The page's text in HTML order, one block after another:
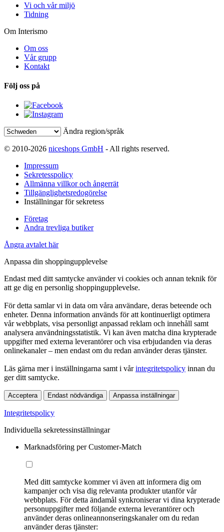
Vi och vår miljö
Tidning
Om Interismo
Om oss
Vår grupp
Kontakt
Följ oss på
Ändra region/språk
© 2010-2026 niceshops GmbH - All rights reserved.
Impressum
Sekretesspolicy
Allmänna villkor och ångerrät
Tillgänglighetsredogörelse
Inställningar för sekretess
Företag
Andra trevliga butiker
Ångra avtalet här
Anpassa din shoppingupplevelse
Endast med ditt samtycke använder vi cookies och annan teknik för
att ge dig en personlig shoppingupplevelse.
För detta samlar vi in data om våra användare, deras beteende och
enheter. Denna information används för att kontinuerligt optimera
vår webbplats, visa personligt anpassad reklam och innehåll samt
analysera användningsstatistik. Vi kan även matcha dina krypterade
uppgifter med externa leverantörer och visa erbjudanden via deras
onlinekanaler – men endast om du redan använder deras tjänster.
Läs gärna mer i inställningarna samt i vårintegritetspolicy innan du
ger ditt samtycke.
Acceptera Endast nödvändiga Anpassa inställningar
Integritetspolicy
Individuella sekretessinställningar
Marknadsföring per Customer-Match
Med ditt samtycke kommer vi även att informera dig om
kampanjer och visa dig relevanta produkter utanför vår
webbplats. För detta ändamål synkroniserar vi dina krypterade
personuppgifter med följande externa leverantörer och
använder deras onlineannonseringskanaler om du redan
använder deras tjänster: